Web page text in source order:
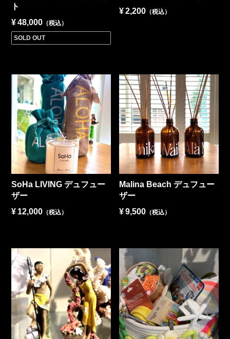
ト
¥48,000 （税込）
SOLD OUT
¥2,200 （税込）
SoHa LIVING デュフュー
ザー
¥ 12,000 （税込）
Malina Beach デュフュー
ザー
¥9,500 （税込）